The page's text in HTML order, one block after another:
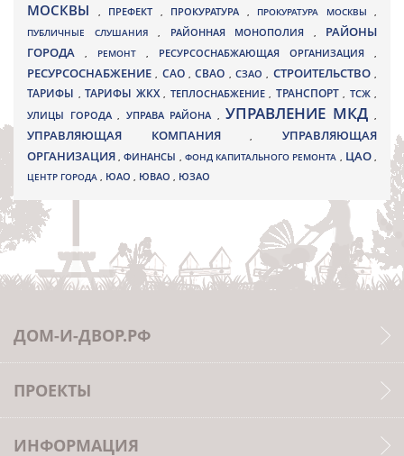
МОСКВЫ
, ПРЕФЕКТ , ПРОКУРАТУРА , ПРОКУРАТУРА МОСКВЫ ,
ПУБЛИЧНЫЕ СЛУШАНИЯ , РАЙОННАЯ МОНОПОЛИЯ , РАЙОНЫ
ГОРОДА
, РЕМОНТ , РЕСУРСОСНАБЖАЮЩАЯ ОРГАНИЗАЦИЯ ,
РЕСУРСОСНАБЖЕНИЕ, САО,СВАО ,СЗАО, СТРОИТЕЛЬСТВО,
ТАРИФЫ , ТАРИФЫ ЖКХ , ТЕПЛОСНАБЖЕНИЕ , ТРАНСПОРТ , ТСЖ ,
УЛИЦЫ ГОРОДА , УПРАВА РАЙОНА , УПРАВЛЕНИЕ МКД ,
УПРАВЛЯЮЩАЯ КОМПАНИЯ,УПРАВЛЯЮЩАЯ
ОРГАНИЗАЦИЯ,ФИНАНСЫ , ФОНД КАПИТАЛЬНОГО РЕМОНТА , ЦАО,
ЦЕНТР ГОРОДА , ЮАО , ЮВАО , ЮЗАО
ДОМ-И-ДВОР.РФ
ПРОЕКТЫ
ИНФОРМАЦИЯ